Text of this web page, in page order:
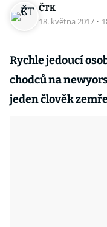
ČTK
18. května 2017 ·
Rychle jedoucí
chodců na
jeden člověk